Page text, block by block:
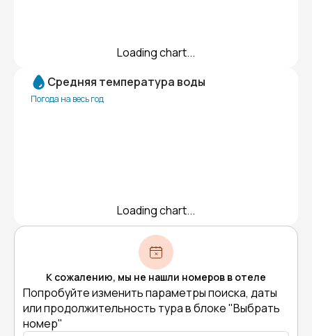
Loading chart...
Средняя температура воды
Погода на весь год
Loading chart...
К сожалению, мы не нашли номеров в отеле
Попробуйте изменить параметры поиска, даты
или продолжительность тура в блоке "Выбрать
номер"